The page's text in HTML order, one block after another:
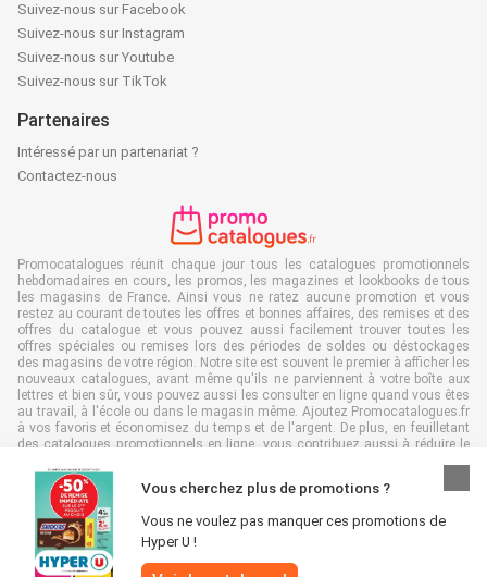
Vous cherchez plus de promotions ?
Vous ne voulez pas manquer ces promotions de
Hyper U !
Suivez-nous sur Facebook
Suivez-nous sur Instagram
Suivez-nous sur Youtube
Suivez-nous sur TikTok
Partenaires
Intéressé par un partenariat ?
Contactez-nous
Promocatalogues réunit chaque jour tous les catalogues promotionnels
hebdomadaires en cours, les promos, les magazines et lookbooks de tous
les magasins de France. Ainsi vous ne ratez aucune promotion et vous
restez au courant de toutes les offres et bonnes affaires, des remises et des
offres du catalogue et vous pouvez aussi facilement trouver toutes les
offres spéciales ou remises lors des périodes de soldes ou déstockages
des magasins de votre région. Notre site est souvent le premier à afficher les
nouveaux catalogues, avant même qu'ils ne parviennent à votre boîte aux
lettres et bien sûr, vous pouvez aussi les consulter en ligne quand vous êtes
au travail, à l'école ou dans le magasin même. Ajoutez Promocatalogues.fr
à vos favoris et économisez du temps et de l'argent. De plus, en feuilletant
des catalogues promotionnels en ligne, vous contribuez aussi à réduire le
Tous droits réservés & copie : Promocatalogues.fr 2026 |